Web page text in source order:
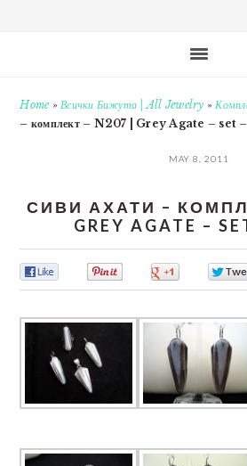
Home»Всички Бижута | All Jewelry »
– комплект – N207 | Grey Agate – set
MAY 8, 2011
СИВИ АХАТИ –
GREY AGATE –